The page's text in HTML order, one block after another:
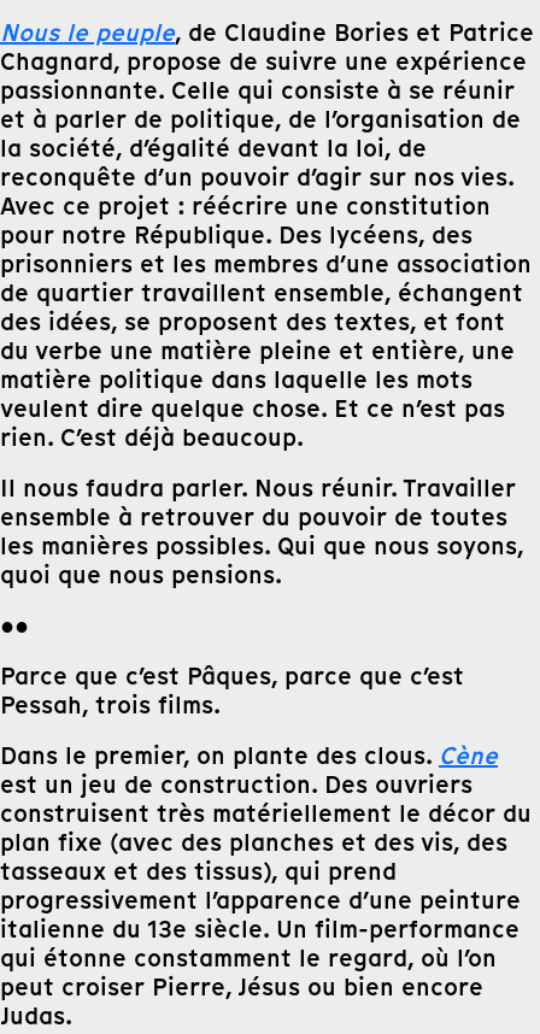
Nous le peuple, de Claudine Bories et Patrice
Chagnard, propose de suivre une expérience
passionnante. Celle qui consiste à se réunir
et à parler de politique, de l’organisation de
la société, d’égalité devant la loi, de
reconquête d’un pouvoir d’agir sur nos vies.
Avec ce projet : réécrire une constitution
pour notre République. Des lycéens, des
prisonniers et les membres d’une association
de quartier travaillent ensemble, échangent
des idées, se proposent des textes, et font
du verbe une matière pleine et entière, une
matière politique dans laquelle les mots
veulent dire quelque chose. Et ce n’est pas
rien. C’est déjà beaucoup.
Il nous faudra parler. Nous réunir. Travailler
ensemble à retrouver du pouvoir de toutes
les manières possibles. Qui que nous soyons,
quoi que nous pensions.
●●
Parce que c’est Pâques, parce que c’est
Pessah, trois films.
Dans le premier, on plante des clous. Cène
est un jeu de construction. Des ouvriers
construisent très matériellement le décor du
plan fixe (avec des planches et des vis, des
tasseaux et des tissus), qui prend
progressivement l’apparence d’une peinture
italienne du 13e siècle. Un film-performance
qui étonne constamment le regard, où l’on
peut croiser Pierre, Jésus ou bien encore
Judas.